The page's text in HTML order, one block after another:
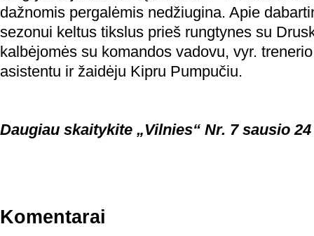
dažnomis pergalėmis nedžiugina. Apie
sezonui keltus tikslus prieš rungtynes su
kalbėjomės su komandos vadovu, vyr.
asistentu ir žaidėju Kipru Pumpučiu.
Daugiau skaitykite „Vilnies“ Nr. 7 sausio
Komentarai